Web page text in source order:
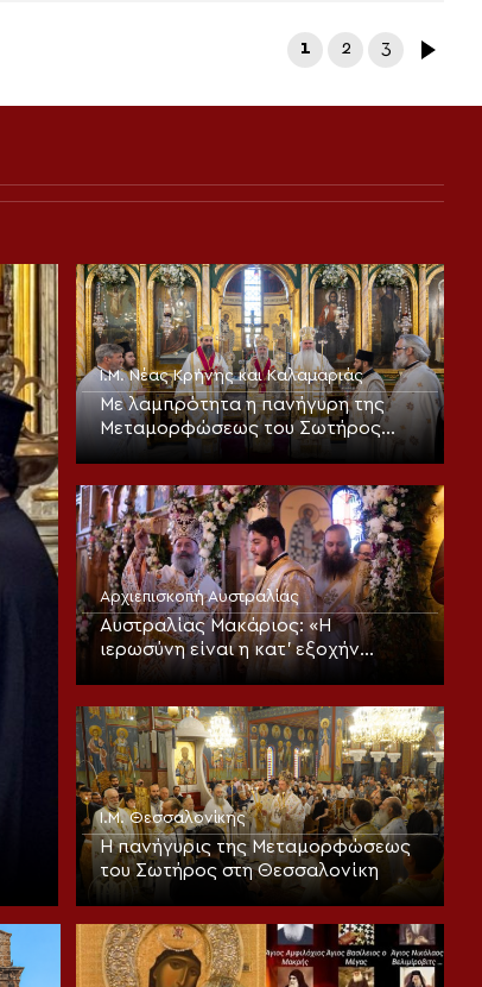
1 2 3
Ι.Μ. Νέας Κρήνης και Καλαμαριάς
Με λαμπρότητα η πανήγυρη της
Μεταμορφώσεως του Σωτήρος
στην Καλαμαριά (ΦΩΤΟ)
Αρχιεπισκοπή Αυστραλίας
Αυστραλίας Μακάριος: «Η
ιερωσύνη είναι η κατ’ εξοχήν
μεταμορφωτική δύναμη μέσα σε
πνευματικά»
Ι.Μ. Θεσσαλονίκης
Η πανήγυρις της Μεταμορφώσεως
του Σωτήρος στη Θεσσαλονίκη